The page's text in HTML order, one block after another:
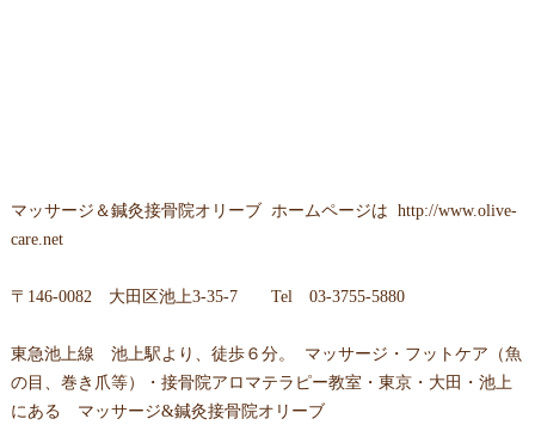
マッサージ＆鍼灸接骨院オリーブ ホームページは http://www.olive-
care.net
〒146-0082 大田区池上3-35-7 Tel 03-3755-5880
東急池上線 池上駅より、徒歩６分。 マッサージ・フットケア（魚
の目、巻き爪等）・接骨院アロマテラピー教室・東京・大田・池上
にある マッサージ&鍼灸接骨院オリーブ